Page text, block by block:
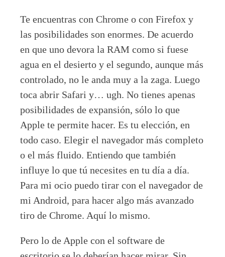
Te encuentras con Chrome o con Firefox y
las posibilidades son enormes. De acuerdo
en que uno devora la RAM como si fuese
agua en el desierto y el segundo, aunque más
controlado, no le anda muy a la zaga. Luego
toca abrir Safari y… ugh. No tienes apenas
posibilidades de expansión, sólo lo que
Apple te permite hacer. Es tu elección, en
todo caso. Elegir el navegador más completo
o el más fluido. Entiendo que también
influye lo que tú necesites en tu día a día.
Para mi ocio puedo tirar con el navegador de
mi Android, para hacer algo más avanzado
tiro de Chrome. Aquí lo mismo.
Pero lo de Apple con el software de